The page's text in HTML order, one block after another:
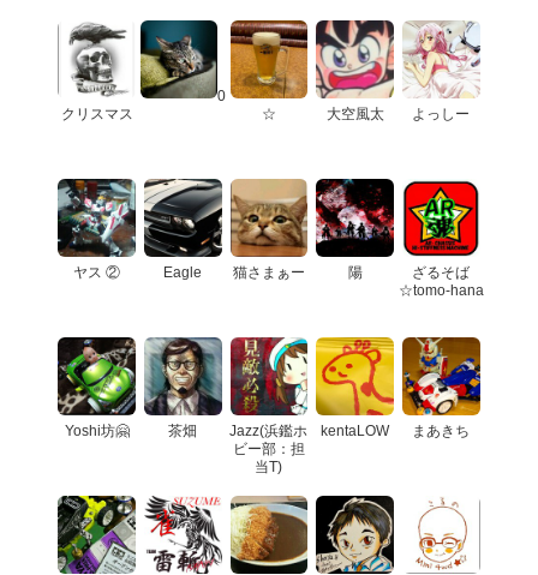
クリスマス
0
☆
大空風太 よっしー
ヤス ② Eagle 猫さまぁー 陽
ざるそば
☆tomo-hana
Yoshi坊🤗 茶畑
Jazz(浜鑑ホ
ビー部：担
当T)
kentaLOW まあきち